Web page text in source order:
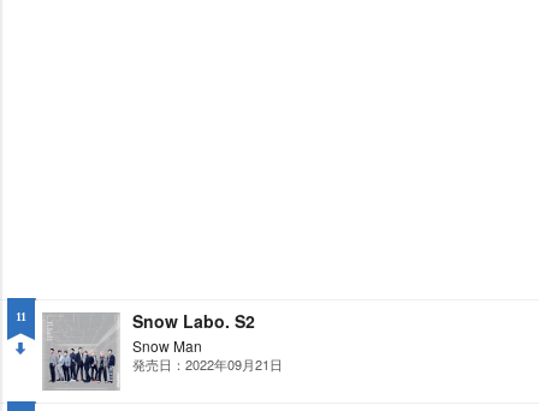
11
WN
Snow Labo. S2
Snow Man
発売日：2022年09月21日